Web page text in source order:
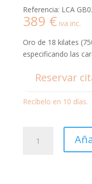
Referencia: LCA
389 € iva inc.
Oro de 18 kilates
especificando las
Reservar
Recíbelo en 10 días.
chatón